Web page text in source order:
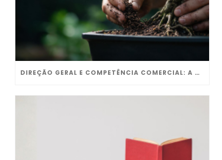
DIREÇÃO GERAL E COMPETÊNCIA COMERCIAL: A ARTE DE SERVIR PARA CRESCER